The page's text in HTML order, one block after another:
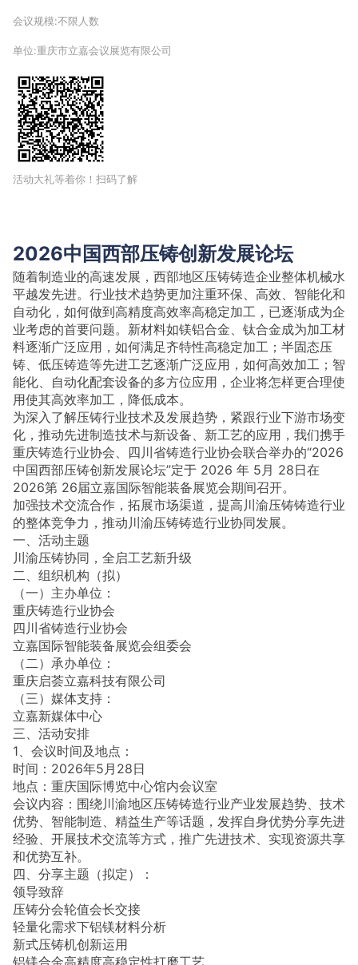
会议规模:不限人数
单位:重庆市立嘉会议展览有限公司
活动大礼等着你！扫码了解
2026中国西部压铸创新发展论坛
随着制造业的高速发展，西部地区压铸铸造企业整体机械水
平越发先进。行业技术趋势更加注重环保、高效、智能化和
自动化，如何做到高精度高效率高稳定加工，已逐渐成为企
业考虑的首要问题。新材料如镁铝合金、钛合金成为加工材
料逐渐广泛应用，如何满足齐特性高稳定加工；半固态压
铸、低压铸造等先进工艺逐渐广泛应用，如何高效加工；智
能化、自动化配套设备的多方位应用，企业将怎样更合理使
用使其高效率加工，降低成本。
为深入了解压铸行业技术及发展趋势，紧跟行业下游市场变
化，推动先进制造技术与新设备、新工艺的应用，我们携手
重庆铸造行业协会、四川省铸造行业协会联合举办的“2026
中国西部压铸创新发展论坛”定于 2026 年 5月 28日在
2026第 26届立嘉国际智能装备展览会期间召开。
加强技术交流合作，拓展市场渠道，提高川渝压铸铸造行业
的整体竞争力，推动川渝压铸铸造行业协同发展。
一、活动主题
川渝压铸协同，全启工艺新升级
二、组织机构（拟）
（一）主办单位：
重庆铸造行业协会
四川省铸造行业协会
立嘉国际智能装备展览会组委会
（二）承办单位：
重庆启荟立嘉科技有限公司
（三）媒体支持：
立嘉新媒体中心
三、活动安排
1、会议时间及地点：
时间：2026年5月28日
地点：重庆国际博览中心馆内会议室
会议内容：围绕川渝地区压铸铸造行业产业发展趋势、技术
优势、智能制造、精益生产等话题，发挥自身优势分享先进
经验、开展技术交流等方式，推广先进技术、实现资源共享
和优势互补。
四、分享主题（拟定）：
领导致辞
压铸分会轮值会长交接
轻量化需求下铝镁材料分析
新式压铸机创新运用
铝镁合金高精度高稳定性打磨工艺